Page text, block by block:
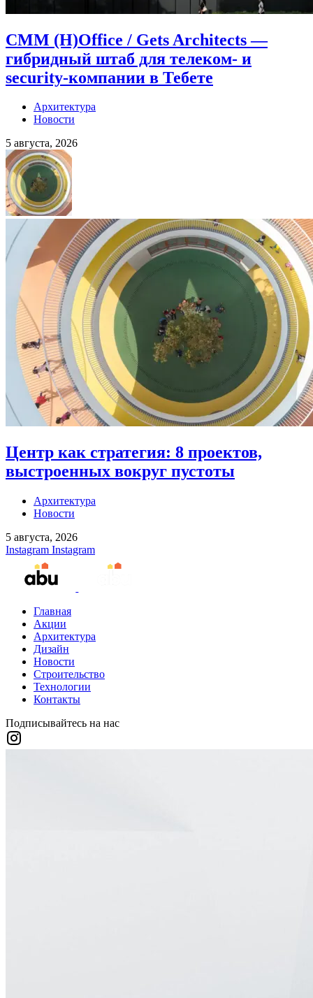
CMM (H)Office / Gets Architects —
гибридный штаб для телеком- и
security-компании в Тебете
Архитектура
Новости
5 августа, 2026
Центр как стратегия: 8 проектов,
выстроенных вокруг пустоты
Архитектура
Новости
5 августа, 2026
Instagram Instagram
Главная
Акции
Архитектура
Дизайн
Новости
Строительство
Технологии
Контакты
Подписывайтесь на нас